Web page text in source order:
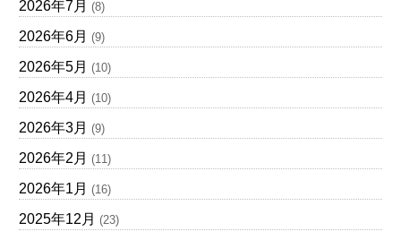
2026年7月 (8)
2026年6月 (9)
2026年5月 (10)
2026年4月 (10)
2026年3月 (9)
2026年2月 (11)
2026年1月 (16)
2025年12月 (23)